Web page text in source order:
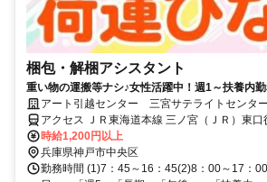
梱包・解梱アシスタント
重い物の運搬等ナシ♪女性活躍中！週1～扶養内
アート引越センター 三宮サテライトセンター
アクセス ＪＲ東海道本線 三ノ宮（ＪＲ）東口
神・山手線 三宮（地下鉄西神・山手線）東出
線/阪神なんば線 神戸三宮〔阪神線〕東口徒歩
ら徒歩2分
時給1,200円以上
兵庫県神戸市中央区
勤務時間 (1)7：45～16：45(2)8：00～17：